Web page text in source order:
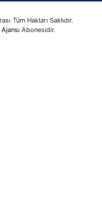
Tüm Hakları Saklıdır.
Abonesidir.